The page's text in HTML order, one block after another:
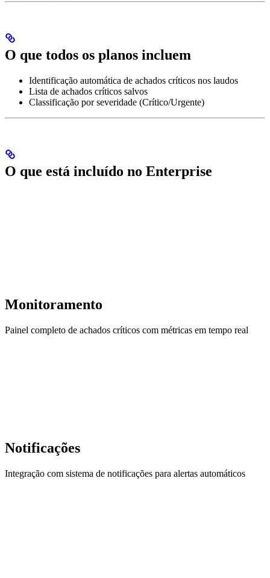
O que todos os planos incluem
Identificação automática de achados críticos nos laudos
Lista de achados críticos salvos
Classificação por severidade (Crítico/Urgente)
O que está incluído no Enterprise
Monitoramento
Painel completo de achados críticos com métricas em tempo real
Notificações
Integração com sistema de notificações para alertas automáticos